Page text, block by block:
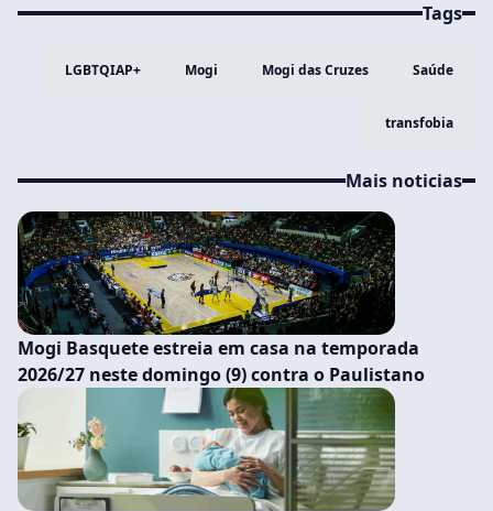
Tags
LGBTQIAP+ Mogi Mogi das Cruzes Saúde
transfobia
Mais noticias
Mogi Basquete estreia em casa na temporada
2026/27 neste domingo (9) contra o Paulistano